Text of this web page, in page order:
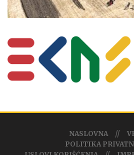
NASLOVNA
POLITIKA